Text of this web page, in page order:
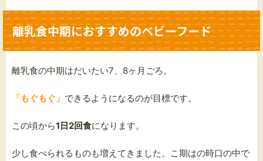
離乳食中期におすすめのベビーフード
離乳食の中期はだいたい7、8ヶ月ごろ。
「もぐもぐ」 できるようになるのが目標です。
この頃から1日2回食になります。
少し食べられるものも増えてきました。こ期はの時口の中で